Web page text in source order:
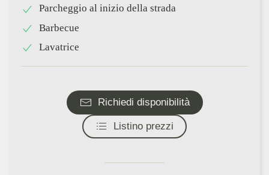
Parcheggio al inizio della strada
Barbecue
Lavatrice
Richiedi disponibilità
Listino prezzi